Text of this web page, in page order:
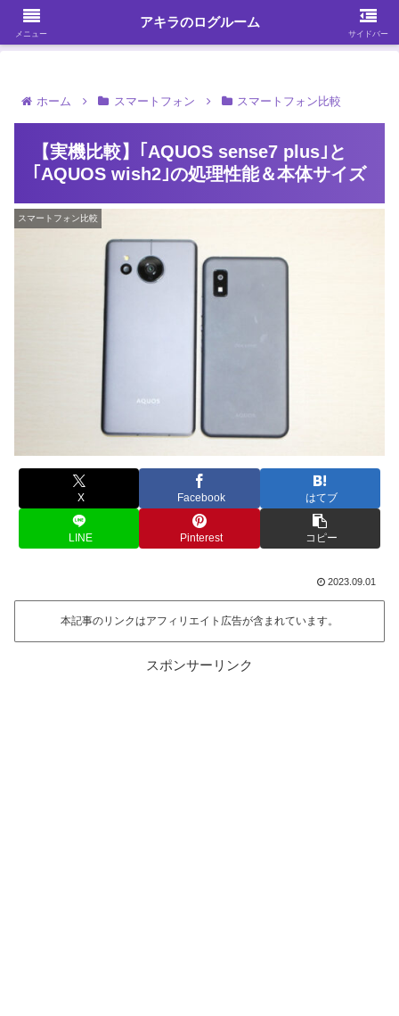
ガジェット・スマホ・パソコンを中心に何かを発見する
ホーム スマートフォン スマートフォン比較
【実機比較】｢AQUOS sense7 plus｣と
｢AQUOS wish2｣の処理性能＆本体サイズ
スマートフォン比較
X Facebook はてブ
LINE Pinterest コピー
2023.09.01
本記事のリンクはアフィリエイト広告が含まれています。
スポンサーリンク
メニュー
アキラのログルーム
サイドバー